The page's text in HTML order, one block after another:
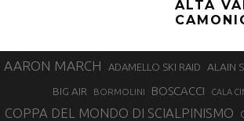
ALTA
AARON MARCH ADAMELLO SKI RAID ALAIN
BIG AIR
BORMOLINI BOSCACCI CALA
COPPA DEL MONDO DI SCIALPINISMO